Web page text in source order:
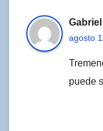
agosto
puede